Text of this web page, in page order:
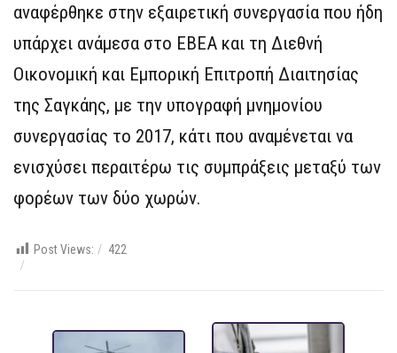
αναφέρθηκε στην εξαιρετική συνεργασία που ήδη
υπάρχει ανάμεσα στο ΕΒΕΑ και τη Διεθνή
Οικονομική και Εμπορική Επιτροπή Διαιτησίας
της Σαγκάης, με την υπογραφή μνημονίου
συνεργασίας το 2017, κάτι που αναμένεται να
ενισχύσει περαιτέρω τις συμπράξεις μεταξύ των
φορέων των δύο χωρών.
Post Views: 422